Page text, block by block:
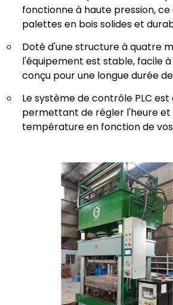
fonctionne à haute pression, ce
palettes en bois solides et
Doté d'une structure à quatre
l'équipement est stable, facile
conçu pour une longue durée
Le système de contrôle PLC est
permettant de régler l'heure et
température en fonction de vos